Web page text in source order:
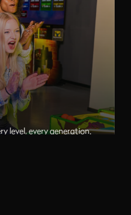
level, every generation.